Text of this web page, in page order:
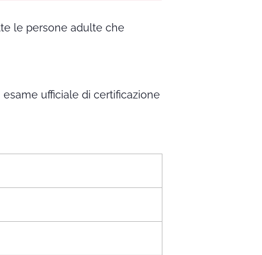
le persone adulte che
ufficiale di certificazione